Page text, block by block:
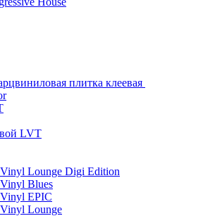
плитка клеевая
LVT
Lounge Digi Edition
Blues
EPIC
Lounge